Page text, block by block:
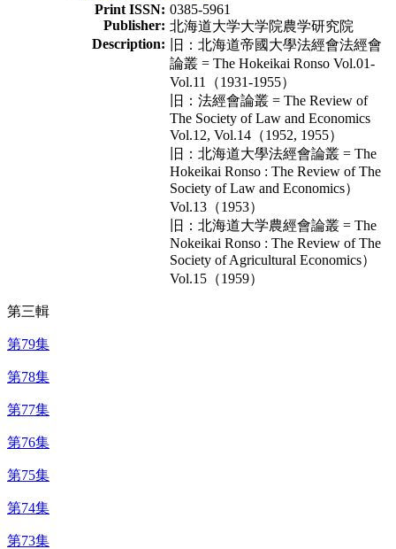
Print ISSN: 0385-5961
Publisher: 北海道大学大学院農学研究院
Description:
旧：北海道帝國大學法經會法經會
論叢 = The Hokeikai Ronso Vol.01-
Vol.11（1931-1955）
旧：法經會論叢 = The Review of
The Society of Law and Economics
Vol.12, Vol.14（1952, 1955）
旧：北海道大學法經會論叢 = The
Hokeikai Ronso : The Review of The
Society of Law and Economics）
Vol.13（1953）
旧：北海道大学農經會論叢 = The
Nokeikai Ronso : The Review of The
Society of Agricultural Economics）
Vol.15（1959）
第三輯
第79集
第78集
第77集
第76集
第75集
第74集
第73集